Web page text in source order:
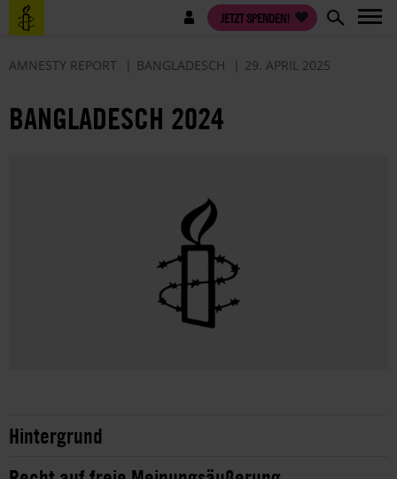
Direkt
zum
Benutzermenü JETZT SPENDEN!
AMNESTY REPORT BANGLADESCH 29. APRIL 2025
BANGLADESCH 2024
Hintergrund